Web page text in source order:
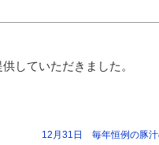
していただきました。
12月31日 毎年恒例の豚汁